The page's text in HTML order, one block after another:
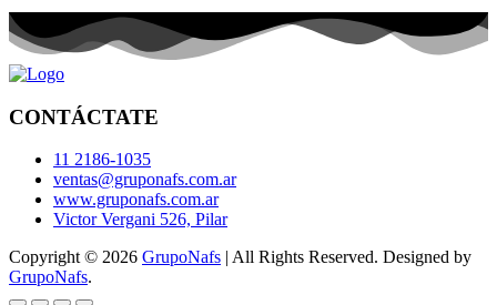
CONTÁCTATE
11 2186-1035
ventas@gruponafs.com.ar
www.gruponafs.com.ar
Victor Vergani 526, Pilar
Copyright © 2026 GrupoNafs | All Rights Reserved. Designed by
GrupoNafs.